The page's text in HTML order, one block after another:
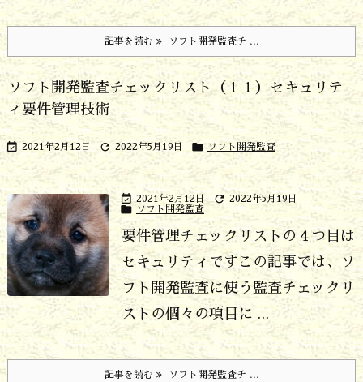
記事を読む ソフト開発監査チ ...
ソフト開発監査チェックリスト（１１）セキュリテ
ィ要件管理技術
 2021年2月12日  2022年5月19日  ソフト開発監査
 2021年2月12日  2022年5月19日
 ソフト開発監査
要件管理チェックリストの４つ目は
セキュリティですこの記事では、ソ
フト開発監査に使う監査チェックリ
ストの個々の項目に ...
記事を読む ソフト開発監査チ ...